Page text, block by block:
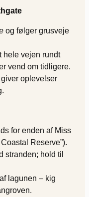
og følger grusveje
hele vejen rundt
vend om tidligere.
oplevelser
for enden af Miss
Reserve”).
stranden; hold til
lagunen – kig